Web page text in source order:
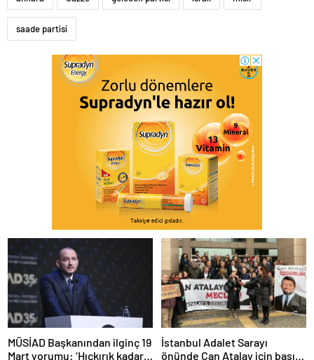
saade partisi
MÜSİAD Başkanından ilginç 19
Mart yorumu: ‘Hıçkırık kadar
İstanbul Adalet Sarayı
önünde Can Atalay için basın